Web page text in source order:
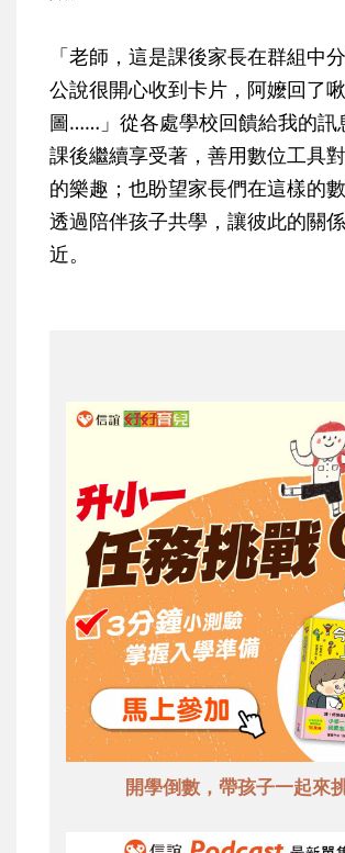
「老師，這是課後家長在群組中
公說很開心收到卡片，阿嬤回了
圖……」從各處學校回饋給我的訊
課後繼續享受著，善用數位工具
的樂趣；也盼望家長們在這樣的
透過陪伴孩子共學，讓彼此的關
近。
開學倒數，帶孩子一起來